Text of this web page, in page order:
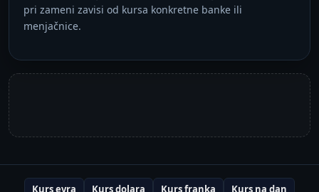
pri zameni zavisi od kursa konkretne banke ili
menjačnice.
Kurs evra Kurs dolara Kurs franka
Kurs na dan